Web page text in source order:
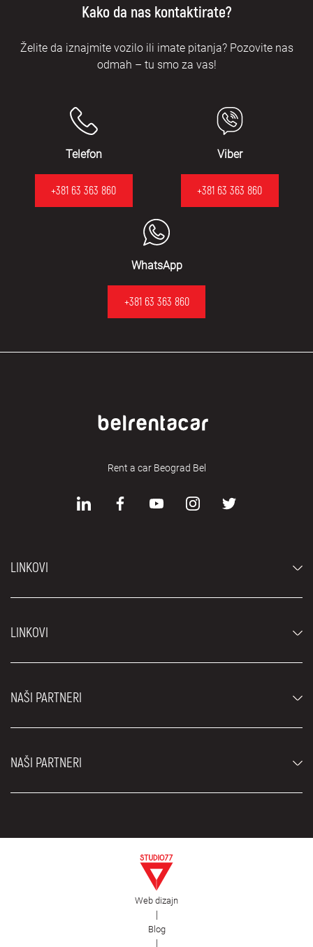
Kako da nas kontaktirate?
Želite da iznajmite vozilo ili imate pitanja? Pozovite nas
odmah – tu smo za vas!
Telefon
+381 63 363 860
Viber
+381 63 363 860
WhatsApp
+381 63 363 860
Rent a car Beograd Bel
LINKOVI
Luksuzni automobili
Cene
LINKOVI
Blog
O nama
NAŠI PARTNERI
Rent a car Beograd Royal
NAŠI PARTNERI
EDePro
Web dizajn
|
Blog
|